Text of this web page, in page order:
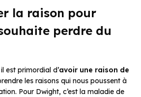
la raison pour
perdre du
est primordial d’avoir une raison de
les raisons qui nous poussent à
Pour Dwight, c’est la maladie de